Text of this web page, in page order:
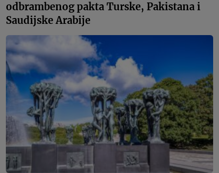
odbrambenog pakta Turske, Pakistana i
Saudijske Arabije